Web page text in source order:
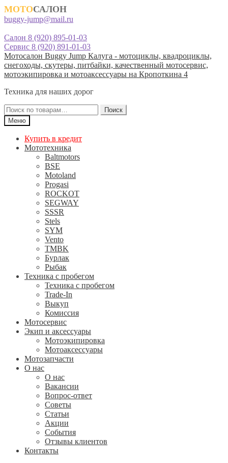
МОТОСАЛОН
buggy-jump@mail.ru
Салон 8 (920) 895-01-03
Сервис 8 (920) 891-01-03
Перейти
к
навигации
Перейти
к
содержимому
Мотосалон Buggy Jump Калуга - мотоциклы, квадроциклы,
снегоходы, скутеры, питбайки, качественный мотосервис,
мотоэкипировка и мотоаксессуары на Кропоткина 4
Техника для наших дорог
Искать:
Поиск
Меню
Купить в кредит
Мототехника
Baltmotors
BSE
Motoland
Progasi
ROCKOT
SEGWAY
SSSR
Stels
SYM
Vento
TMBK
Бурлак
Рыбак
Техника с пробегом
Техника с пробегом
Trade-In
Выкуп
Комиссия
Мотосервис
Экип и аксессуары
Мотоэкипировка
Мотоаксессуары
Мотозапчасти
О нас
О нас
Вакансии
Вопрос-ответ
Советы
Статьи
Акции
События
Отзывы клиентов
Контакты